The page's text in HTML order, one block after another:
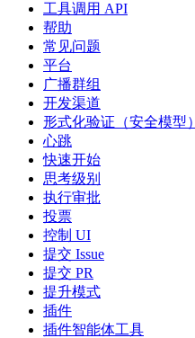
工具调用 API
帮助
常见问题
平台
广播群组
开发渠道
形式化验证（安全模型）
心跳
快速开始
思考级别
执行审批
投票
控制 UI
提交 Issue
提交 PR
提升模式
插件
插件智能体工具